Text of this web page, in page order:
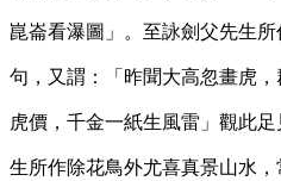
崑崙看瀑圖」。至詠劍父先生
句，又謂：「昨聞大高忽畫虎
虎價，千金一紙生風雷」觀此
生所作除花鳥外尤喜真景山水